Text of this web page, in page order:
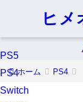
ヒメ
PS5
PS4
Switch
ホーム PS4